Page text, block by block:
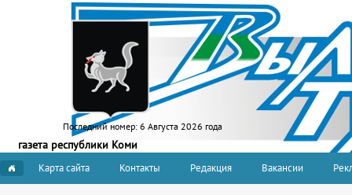
Последний номер: 6 Августа 2026 года
газета республики Коми
Карта сайта Контакты Редакция Вакансии